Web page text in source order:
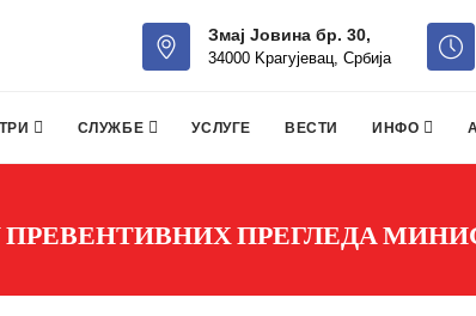
Змај Јовина бр. 30,
34000 Kрагујевац, Србија
СЛУЖБЕ УСЛУГЕ ВЕСТИ ИНФО
ПРЕГЛЕДА